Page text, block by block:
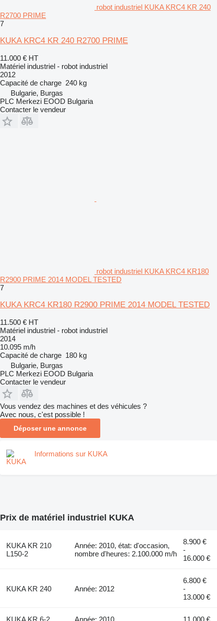
robot industriel KUKA KRC4 KR 240
R2700 PRIME
7
KUKA KRC4 KR 240 R2700 PRIME
11.000 € HT
Matériel industriel - robot industriel
2012
Capacité de charge 240 kg
Bulgarie, Burgas
PLC Merkezi EOOD Bulgaria
Contacter le vendeur
robot industriel KUKA KRC4 KR180
R2900 PRIME 2014 MODEL TESTED
7
KUKA KRC4 KR180 R2900 PRIME 2014 MODEL TESTED
11.500 € HT
Matériel industriel - robot industriel
2014
10.095 m/h
Capacité de charge 180 kg
Bulgarie, Burgas
PLC Merkezi EOOD Bulgaria
Contacter le vendeur
Vous vendez des machines et des véhicules ?
Avec nous, c'est possible !
Déposer une annonce
Informations sur KUKA
Prix de matériel industriel KUKA
KUKA KR 210
L150-2
Année: 2010, état: d'occasion,
nombre d'heures: 2.100.000 m/h
8.900 €
-
16.000 €
KUKA KR 240 Année: 2012
6.800 €
-
13.000 €
KUKA KR 6-2 Année: 2010 11.000 €